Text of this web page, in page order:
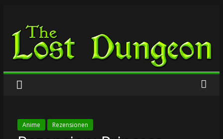
springen
The
Lost
Dungeon
Anime Rezensionen